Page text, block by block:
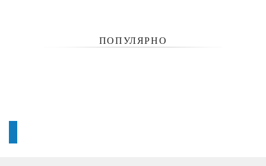
ПОПУЛЯРНО